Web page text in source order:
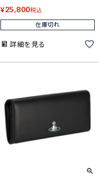
¥25,800税込
在庫切れ
詳細を見る